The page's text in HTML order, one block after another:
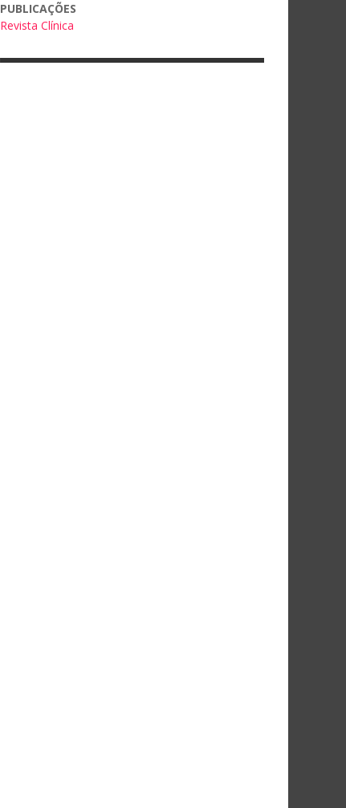
PUBLICAÇÕES
Revista Clínica